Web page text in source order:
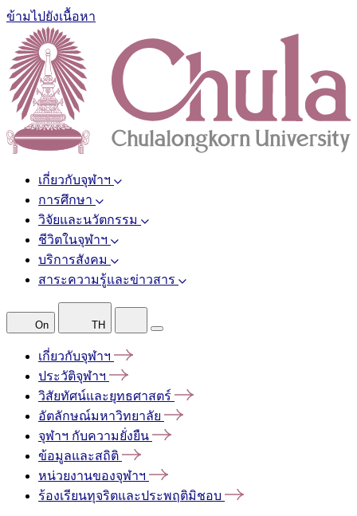
ข้ามไปยังเนื้อหา
เกี่ยวกับจุฬาฯ
การศึกษา
วิจัยและนวัตกรรม
ชีวิตในจุฬาฯ
บริการสังคม
สาระความรู้และข่าวสาร
On TH
เกี่ยวกับจุฬาฯ
ประวัติจุฬาฯ
วิสัยทัศน์และยุทธศาสตร์
อัตลักษณ์มหาวิทยาลัย
จุฬาฯ กับความยั่งยืน
ข้อมูลและสถิติ
หน่วยงานของจุฬาฯ
ร้องเรียนทุจริตและประพฤติมิชอบ